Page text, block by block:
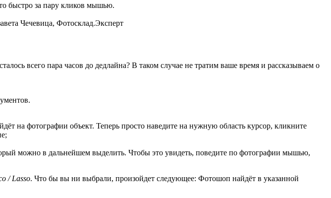
быстро за пару кликов мышью.
Чечевица, Фотосклад.Эксперт
всего пара часов до дедлайна? В таком случае не тратим ваше время и рассказываем о
на фотографии объект. Теперь просто наведите на нужную область курсор, кликните
можно в дальнейшем выделить. Чтобы это увидеть, поведите по фотографии мышью,
/ Lasso. Что бы вы ни выбрали, произойдет следующее: Фотошоп найдёт в указанной